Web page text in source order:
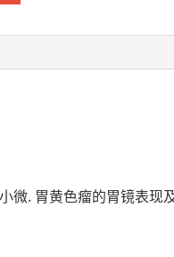
微. 胃黄色瘤的胃镜表现